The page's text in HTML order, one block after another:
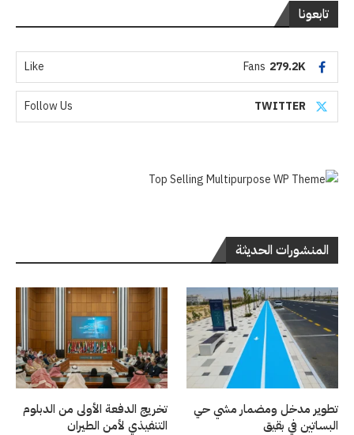
تابعونا
279.2K
Fans
Like
TWITTER
Follow Us
المنشورات الحديثة
تطوير مدخل ومضمار مشي حي
البساتين في بقيق
تخريج الدفعة الأولى من الدبلوم
التنفيذي لأمن الطيران